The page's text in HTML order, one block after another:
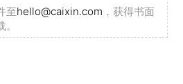
至hello@caixin.com ，获得书面